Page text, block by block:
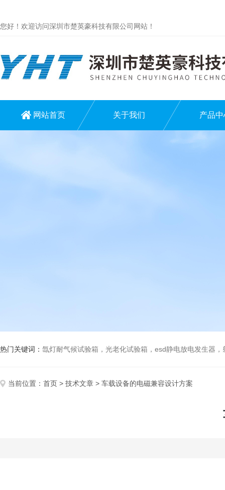
您好！欢迎访问深圳市楚英豪科技有限公司网站！
网站首页 关于我们 产品中
热门关键词： 氙灯耐气候试验箱，光老化试验箱，esd静电放电发生器
当前位置： 首页 > 技术文章 > 车载设备的电磁兼容设计方案